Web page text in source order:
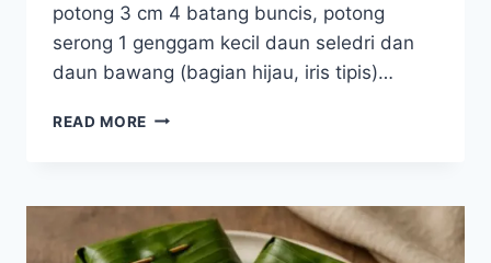
potong 3 cm 4 batang buncis, potong
serong 1 genggam kecil daun seledri dan
daun bawang (bagian hijau, iris tipis)…
READ MORE RESEP
RAMAH
GINJAL